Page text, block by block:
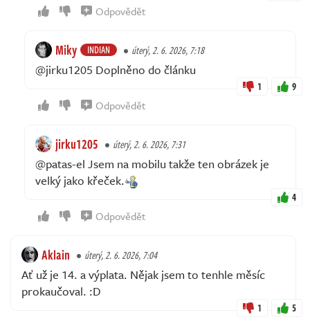
Odpovědět
Miky INDIAN úterý, 2. 6. 2026, 7:18
@jirku1205 Doplněno do článku
1 9
Odpovědět
jirku1205 úterý, 2. 6. 2026, 7:31
@patas-el Jsem na mobilu takže ten obrázek je
velký jako křeček.
4
Odpovědět
Aklain úterý, 2. 6. 2026, 7:04
Ať už je 14. a výplata. Nějak jsem to tenhle měsíc
prokaučoval. :D
1 5